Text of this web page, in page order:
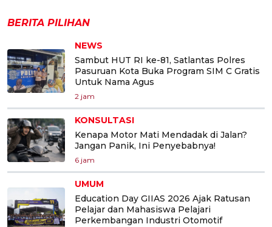
BERITA PILIHAN
NEWS
Sambut HUT RI ke-81, Satlantas Polres
Pasuruan Kota Buka Program SIM C Gratis
Untuk Nama Agus
2 jam
KONSULTASI
Kenapa Motor Mati Mendadak di Jalan?
Jangan Panik, Ini Penyebabnya!
6 jam
UMUM
Education Day GIIAS 2026 Ajak Ratusan
Pelajar dan Mahasiswa Pelajari
Perkembangan Industri Otomotif